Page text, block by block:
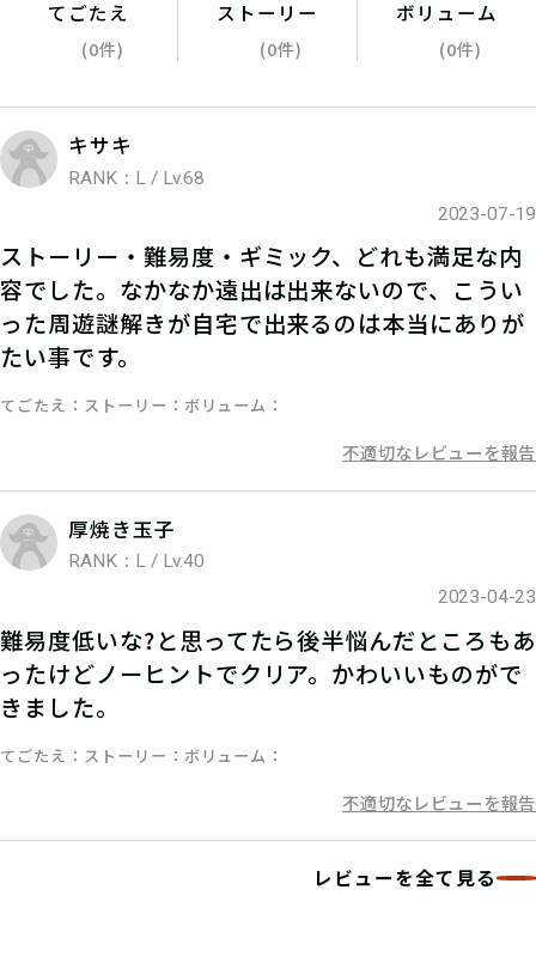
052.参加表明をする
参加表明をして、クリア時に参加表明
報酬をGETしよう！
06
ストーリーを読んで謎を解こう！ひと
家族と協力するのもよし！
てごたえ
(0件)
ストーリー
(0件)
ボリューム
(0件)
キサキ
RANK：L / Lv.68
2023-07-19
ストーリー・難易度・ギミック、どれも満足な内
容でした。なかなか遠出は出来ないので、こうい
った周遊謎解きが自宅で出来るのは本当にありが
たい事です。
てごたえ ストーリー ボリューム
不適切なレビューを報告
厚焼き玉子
RANK：L / Lv.40
2023-04-23
難易度低いな?と思ってたら後半悩んだところもあ
ったけどノーヒントでクリア。かわいいものがで
きました。
てごたえ ストーリー ボリューム
不適切なレビューを報告
レビューを全て見る